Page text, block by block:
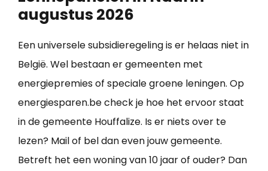
augustus 2026
Een universele subsidieregeling is er helaas niet in
België. Wel bestaan er gemeenten met
energiepremies of speciale groene leningen. Op
energiesparen.be check je hoe het ervoor staat
in de gemeente Houffalize. Is er niets over te
lezen? Mail of bel dan even jouw gemeente.
Betreft het een woning van 10 jaar of ouder? Dan